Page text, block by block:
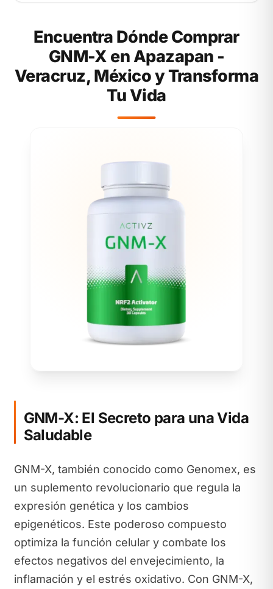
Encuentra Dónde Comprar
GNM-X en Apazapan -
Veracruz, México y Transforma
Tu Vida
GNM-X: El Secreto para una Vida
Saludable
GNM-X, también conocido como Genomex, es
un suplemento revolucionario que regula la
expresión genética y los cambios
epigenéticos. Este poderoso compuesto
optimiza la función celular y combate los
efectos negativos del envejecimiento, la
inflamación y el estrés oxidativo. Con GNM-X,